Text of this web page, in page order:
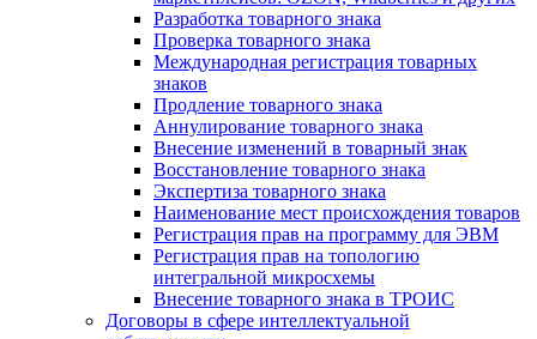
Разработка товарного знака
Проверка товарного знака
Международная регистрация товарных
знаков
Продление товарного знака
Аннулирование товарного знака
Внесение изменений в товарный знак
Восстановление товарного знака
Экспертиза товарного знака
Наименование мест происхождения товаров
Регистрация прав на программу для ЭВМ
Регистрация прав на топологию
интегральной микросхемы
Внесение товарного знака в ТРОИС
Договоры в сфере интеллектуальной